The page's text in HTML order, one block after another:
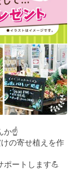
か☝️
の寄せ植えを作
ポートします💪